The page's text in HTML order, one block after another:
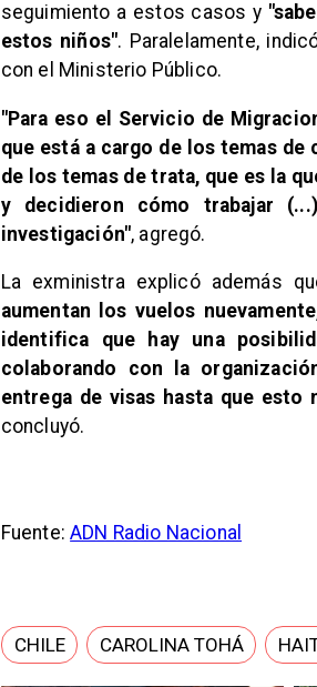
seguimiento a estos casos y
estos niños". Paralelamente,
con el Ministerio Público.
"Para eso el Servicio de
que está a cargo de los temas
de los temas de trata, que es la
y decidieron cómo trabajar
investigación", agregó.
La exministra explicó además
aumentan los vuelos
identifica que hay una
colaborando con la
entrega de visas hasta que esto
concluyó.
Fuente:ADN Radio Nacional
CHILE CAROLINA TOHÁ